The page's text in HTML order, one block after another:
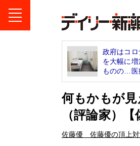
政府はコ
を大幅に
ものの…医
何もかもが
（評論家）
佐藤優 佐藤優の頂上